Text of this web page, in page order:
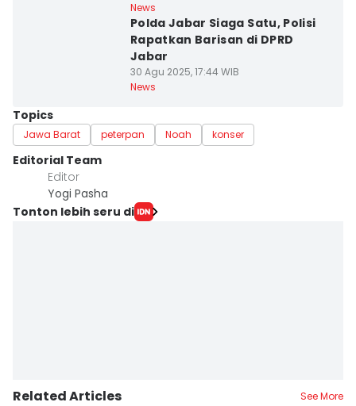
News
Polda Jabar Siaga Satu, Polisi
Rapatkan Barisan di DPRD
Jabar
30 Agu 2025, 17:44 WIB
News
Topics
Jawa Barat peterpan Noah konser
Editorial Team
Editor
Yogi Pasha
Tonton lebih seru di
Related Articles See More